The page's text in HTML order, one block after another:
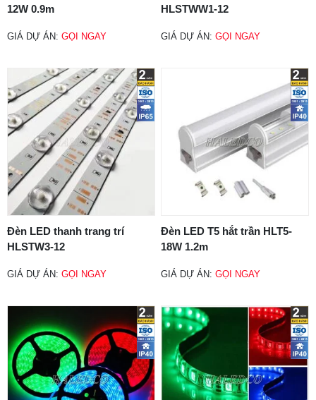
12W 0.9m
GIÁ DỰ ÁN: GỌI NGAY
HLSTWW1-12
GIÁ DỰ ÁN: GỌI NGAY
Đèn LED thanh trang trí
HLSTW3-12
GIÁ DỰ ÁN: GỌI NGAY
Đèn LED T5 hắt trần HLT5-
18W 1.2m
GIÁ DỰ ÁN: GỌI NGAY